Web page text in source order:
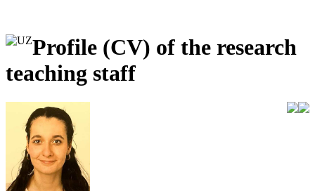
Profile (CV) of the research
teaching staff